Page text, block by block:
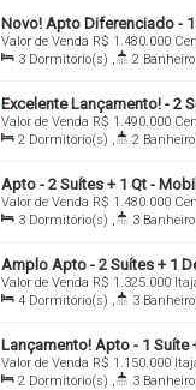
Novo! Apto Diferenciado - 1
- 2 Vagas - Centro - Itajaí/SC
R$ 1.480.000
Valor de Venda
Catarina, Brasil
3 Dormitório(s) , 2
164.00m² , 1 Sala(s) , 1
Excelente Lançamento! - 2
- Itajaí/SC
R$ 1.490.000
Valor de Venda
Catarina, Brasil
2 Dormitório(s) , 2
,
1 Sala(s) , 2 Suíte(s) , 2
Apto - 2 Suítes + 1 Qt -
Centro - Itajaí R$ 1.480.000
Valor de Venda
Catarina, Brasil
3 Dormitório(s) , 3
107.00m² , 1 Sala(s) , 2
Útil:
107 .00 m²
Amplo Apto - 2 Suítes + 1
m² - Centro - Itajaí/SC
R$ 1.325.000
Valor de Venda
4 Dormitório(s) , 3
141.00m² , 1 Sala(s) , 3
Útil:
m²
Lançamento! Apto - 1 Suíte
Centro - Itajaí/Sc
R$ 1.150.000
Valor de Venda
2 Dormitório(s) , 3